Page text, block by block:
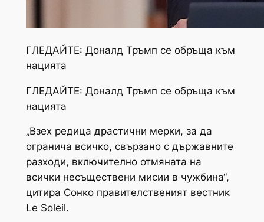
ГЛЕДАЙТЕ: Доналд Тръмп се обръща към
нацията
ГЛЕДАЙТЕ: Доналд Тръмп се обръща към
нацията
„Взех редица драстични мерки, за да
огранича всичко, свързано с държавните
разходи, включително отмяната на
всички несъществени мисии в чужбина“,
цитира Сонко правителственият вестник
Le Soleil.